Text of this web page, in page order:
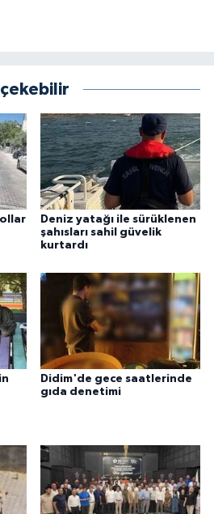
Deniz yatağı ile sürüklenen
şahısları sahil güvelik
kurtardı
Didim'de gece saatlerinde
gıda denetimi